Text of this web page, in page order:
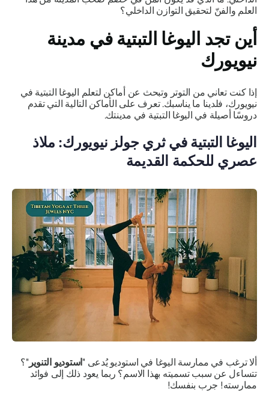
العلم والفنّ لتحقيق التوازن الداخلي؟
أين تجد اليوغا التبتية في مدينة
نيويورك
إذا كنت تعاني من التوتر وتبحث عن أماكن لتعلم اليوغا التبتية في
نيويورك، فلدينا ما يناسبك. تعرف على الأماكن التالية التي تقدم
دروسًا أصيلة في اليوغا التبتية في مدينتك.
اليوغا التبتية في ثري جولز نيويورك: ملاذ
عصري للحكمة القديمة
ألا ترغب في ممارسة اليوغا في استوديو يُدعى "استوديو التنوير"؟
تتساءل عن سبب تسميته بهذا الاسم؟ ربما يعود ذلك إلى فوائد
ممارسته! جرب بنفسك!